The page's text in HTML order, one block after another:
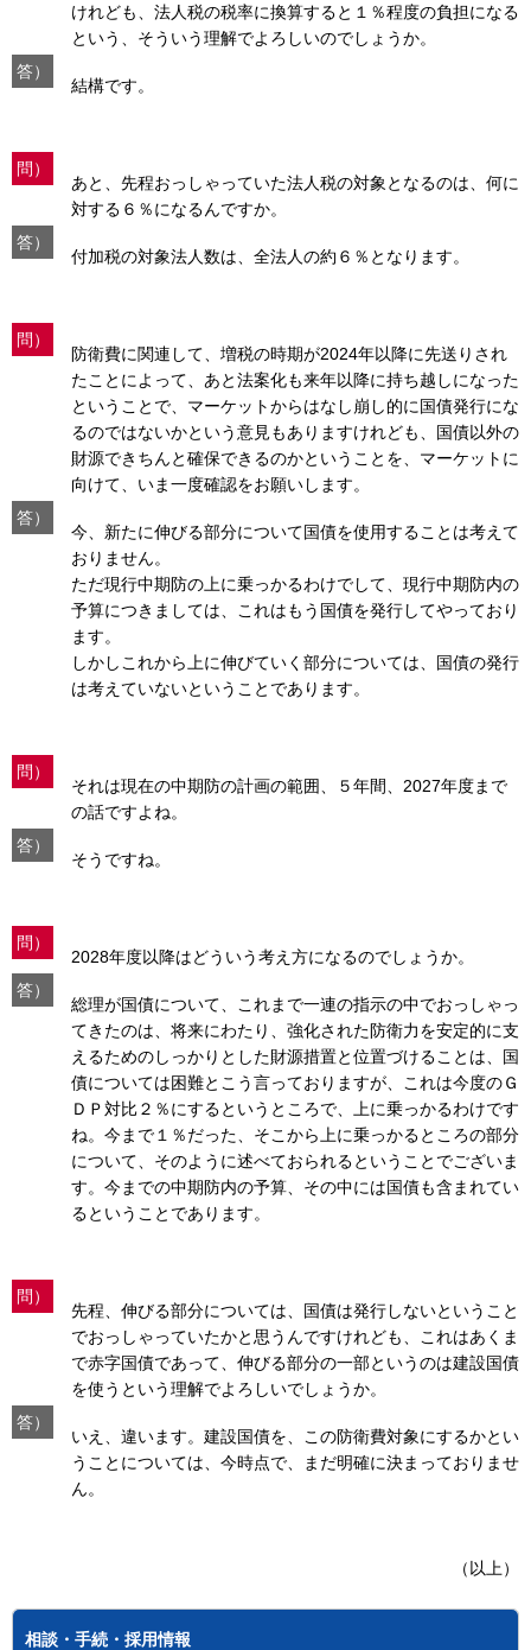
けれども、法人税の税率に換算すると１％程度の負担になる
という、そういう理解でよろしいのでしょうか。
答）
結構です。
問）
あと、先程おっしゃっていた法人税の対象となるのは、何に
対する６％になるんですか。
答）
付加税の対象法人数は、全法人の約６％となります。
問）
防衛費に関連して、増税の時期が2024年以降に先送りされ
たことによって、あと法案化も来年以降に持ち越しになった
ということで、マーケットからはなし崩し的に国債発行にな
るのではないかという意見もありますけれども、国債以外の
財源できちんと確保できるのかということを、マーケットに
向けて、いま一度確認をお願いします。
答）
今、新たに伸びる部分について国債を使用することは考えて
おりません。
ただ現行中期防の上に乗っかるわけでして、現行中期防内の
予算につきましては、これはもう国債を発行してやっており
ます。
しかしこれから上に伸びていく部分については、国債の発行
は考えていないということであります。
問）
それは現在の中期防の計画の範囲、５年間、2027年度まで
の話ですよね。
答）
そうですね。
問）
2028年度以降はどういう考え方になるのでしょうか。
答）
総理が国債について、これまで一連の指示の中でおっしゃっ
てきたのは、将来にわたり、強化された防衛力を安定的に支
えるためのしっかりとした財源措置と位置づけることは、国
債については困難とこう言っておりますが、これは今度のＧ
ＤＰ対比２％にするというところで、上に乗っかるわけです
ね。今まで１％だった、そこから上に乗っかるところの部分
について、そのように述べておられるということでございま
す。今までの中期防内の予算、その中には国債も含まれてい
るということであります。
問）
先程、伸びる部分については、国債は発行しないということ
でおっしゃっていたかと思うんですけれども、これはあくま
で赤字国債であって、伸びる部分の一部というのは建設国債
を使うという理解でよろしいでしょうか。
答）
いえ、違います。建設国債を、この防衛費対象にするかとい
うことについては、今時点で、まだ明確に決まっておりませ
ん。
（以上）
相談・手続・採用情報